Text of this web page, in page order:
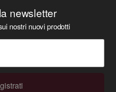
newsletter
nostri nuovi prodotti